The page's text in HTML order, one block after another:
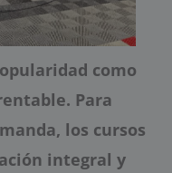
como
Para
los cursos
integral y